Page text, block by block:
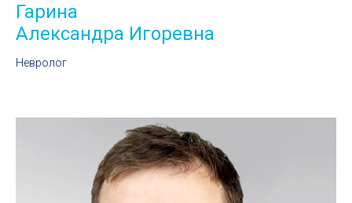
Гарина
Александра Игоревна
Невролог